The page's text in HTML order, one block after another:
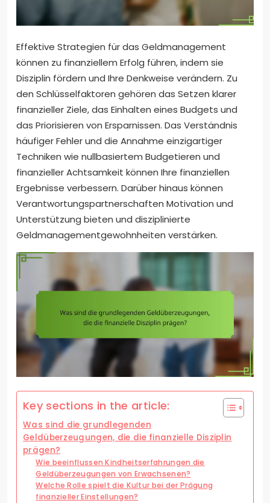
Effektive Strategien für das Geldmanagement
können zu finanziellem Erfolg führen, indem sie
Disziplin fördern und Ihre Denkweise verändern. Zu
den Schlüsselfaktoren gehören das Setzen klarer
finanzieller Ziele, das Einhalten eines Budgets und
das Priorisieren von Ersparnissen. Das Verständnis
häufiger Fehler und die Annahme einzigartiger
Techniken wie nullbasiertem Budgetieren und
finanzieller Achtsamkeit können Ihre finanziellen
Ergebnisse verbessern. Darüber hinaus können
Verantwortungspartnerschaften Motivation und
Unterstützung bieten und disziplinierte
Geldmanagementgewohnheiten verstärken.
Key sections in the article:
Was sind die grundlegenden
Geldüberzeugungen, die die finanzielle Disziplin
prägen?
Wie beeinflussen Kindheitserfahrungen die
Geldüberzeugungen von Erwachsenen?
Welche Rolle spielt die Kultur bei der Prägung
finanzieller Einstellungen?